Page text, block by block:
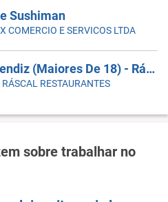
Sushiman
COMERCIO E SERVICOS LTDA
Jovem Aprendiz (Maiores De 18) - Ráscal Shop. Villa Lobos
RESTAURANTES
sobre trabalhar no